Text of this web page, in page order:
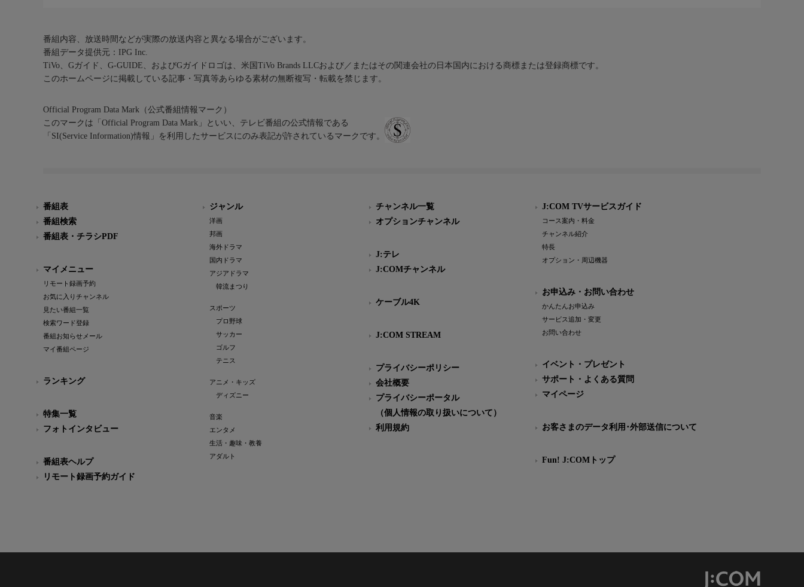
番組内容、放送時間などが実際の放送内容と異なる場合がございます。
番組データ提供元：IPG Inc.
TiVo、Gガイド、G-GUIDE、およびGガイドロゴは、米国TiVo Brands LLCおよび／またはその関連会社の日本国内における商標または登録商標です。
このホームページに掲載している記事・写真等あらゆる素材の無断複写・転載を禁じます。
Official Program Data Mark（公式番組情報マーク）
このマークは「Official Program Data Mark」といい、テレビ番組の公式情報である
「SI(Service Information)情報」を利用したサービスにのみ表記が許されているマークです。
番組表
番組検索
番組表・チラシPDF
マイメニュー
リモート録画予約
お気に入りチャンネル
見たい番組一覧
検索ワード登録
番組お知らせメール
マイ番組ページ
ランキング
特集一覧
フォトインタビュー
番組表ヘルプ
リモート録画予約ガイド
ジャンル
洋画
邦画
海外ドラマ
国内ドラマ
アジアドラマ
韓流まつり
スポーツ
プロ野球
サッカー
ゴルフ
テニス
アニメ・キッズ
ディズニー
音楽
エンタメ
生活・趣味・教養
アダルト
チャンネル一覧
オプションチャンネル
J:テレ
J:COMチャンネル
ケーブル4K
J:COM STREAM
プライバシーポリシー
会社概要
プライバシーポータル
（個人情報の取り扱いについて）
利用規約
J:COM TVサービスガイド
コース案内・料金
チャンネル紹介
特長
オプション・周辺機器
お申込み・お問い合わせ
かんたんお申込み
サービス追加・変更
お問い合わせ
イベント・プレゼント
サポート・よくある質問
マイページ
お客さまのデータ利用･外部送信について
Fun! J:COMトップ